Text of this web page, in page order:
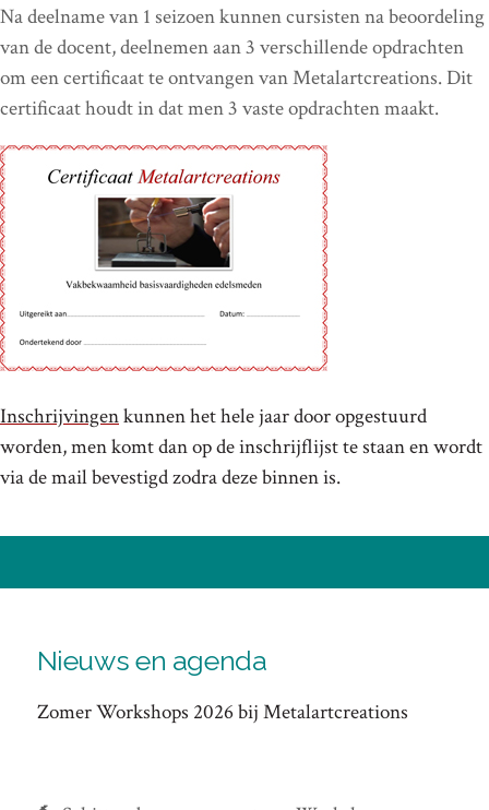
Na deelname van 1 seizoen kunnen cursisten na beoordeling
van de docent, deelnemen aan 3 verschillende opdrachten
om een certificaat te ontvangen van Metalartcreations. Dit
certificaat houdt in dat men 3 vaste opdrachten maakt.
Inschrijvingenkunnen het hele jaar door opgestuurd
worden, men komt dan op de inschrijflijst te staan en wordt
via de mail bevestigd zodra deze binnen is.
Nieuws en agenda
Zomer Workshops 2026 bij Metalartcreations